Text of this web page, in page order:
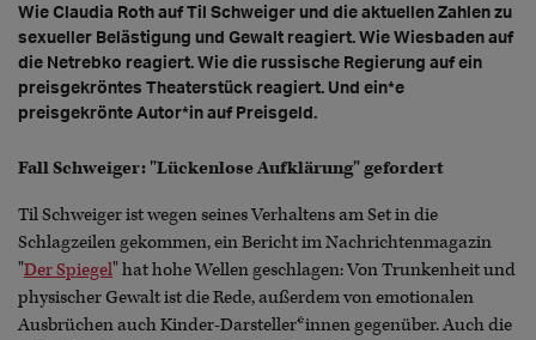
Wie Claudia Roth auf Til Schweiger und die aktuellen Zahlen zu
sexueller Belästigung und Gewalt reagiert. Wie Wiesbaden auf
die Netrebko reagiert. Wie die russische Regierung auf ein
preisgekröntes Theaterstück reagiert. Und ein*e
preisgekrönte Autor*in auf Preisgeld.
Fall Schweiger: "Lückenlose Aufklärung" gefordert
Til Schweiger ist wegen seines Verhaltens am Set in die
Schlagzeilen gekommen, ein Bericht im Nachrichtenmagazin
"Der Spiegel" hat hohe Wellen geschlagen: Von Trunkenheit und
physischer Gewalt ist die Rede, außerdem von emotionalen
Ausbrüchen auch Kinder-Darsteller*innen gegenüber. Auch die